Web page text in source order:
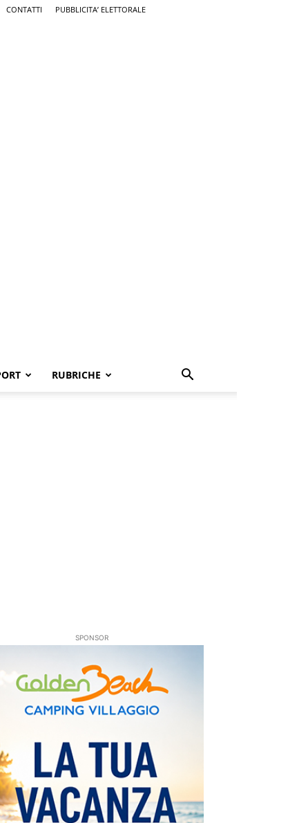
CONTATTI PUBBLICITA’ ELETTORALE
RUBRICHE
SPONSOR